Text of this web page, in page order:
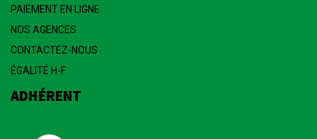
PAIEMENT EN LIGNE
NOS AGENCES
CONTACTEZ-NOUS
ÉGALITÉ H-F
ADHÉRENT